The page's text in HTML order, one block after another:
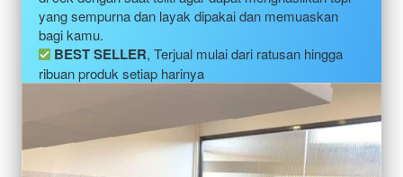
yang sempurna dan layak dipakai dan memuaskan
bagi kamu.
BEST SELLER, Terjual mulai dari ratusan hingga
ribuan produk setiap harinya